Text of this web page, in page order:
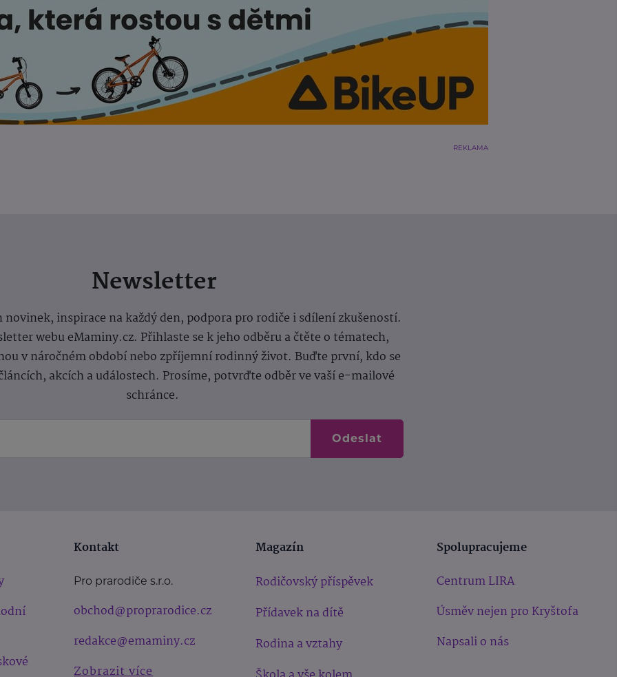
REKLAMA
Newsletter
novinek, inspirace na každý den, podpora pro rodiče i sdílení zkušeností.
webu eMaminy.cz. Přihlaste se k jeho odběru a čtěte o tématech,
v náročném období nebo zpříjemní rodinný život. Buďte první, kdo se
akcích a událostech. Prosíme, potvrďte odběr ve vaší e-mailové
schránce.
Odeslat
Kontakt
Pro prarodiče s.r.o.
obchod@proprarodice.cz
redakce@emaminy.cz
Zobrazit více
Magazín
Rodičovský příspěvek
Přídavek na dítě
Rodina a vztahy
Spolupracujeme
Centrum LIRA
Úsměv nejen pro Kryštofa
Napsali o nás